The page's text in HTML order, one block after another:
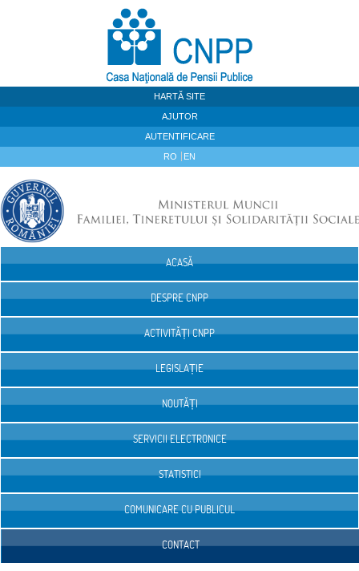
HARTĂ SITE
AJUTOR
AUTENTIFICARE
RO EN
ACASĂ
DESPRE CNPP
ACTIVITĂȚI CNPP
LEGISLAȚIE
NOUTĂȚI
SERVICII ELECTRONICE
STATISTICI
COMUNICARE CU PUBLICUL
CONTACT